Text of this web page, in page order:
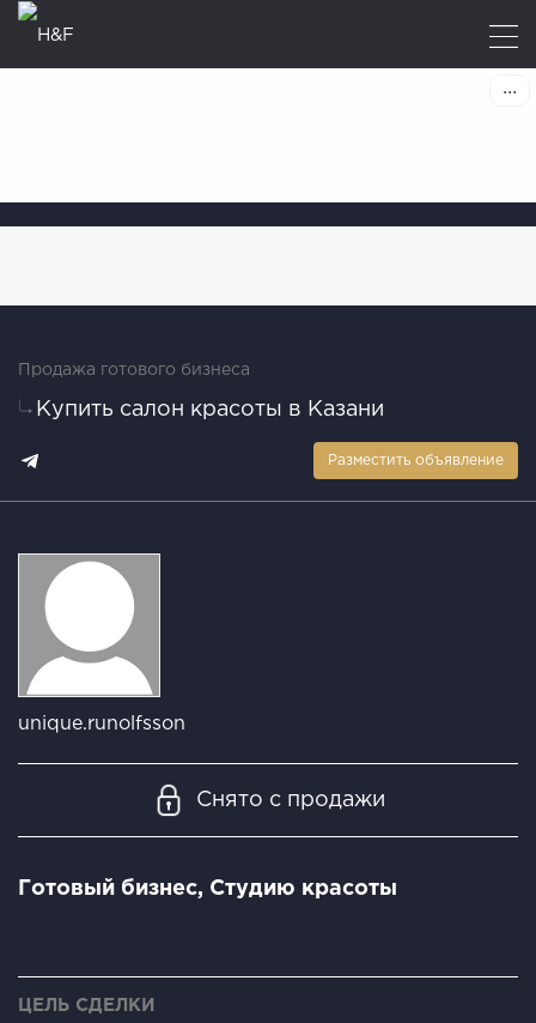
Продажа готового бизнеса
Купить салон красоты в Казани
Разместить объявление
unique.runolfsson
Снято с продажи
Готовый бизнес, Студию красоты
ЦЕЛЬ СДЕЛКИ